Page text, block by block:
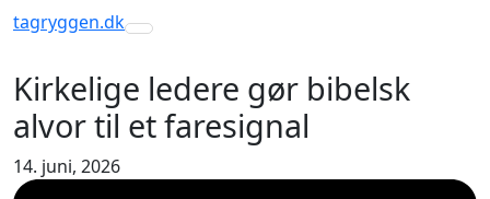
tagryggen.dk
Toggle navigation
Kirkelige ledere gør bibelsk
alvor til et faresignal
14. juni, 2026